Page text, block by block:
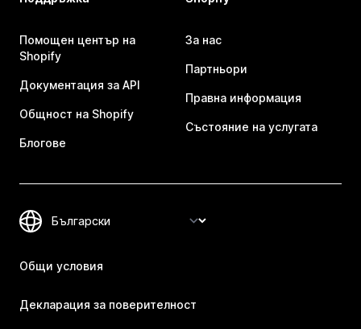
Помощен център на
Shopify
Документация за API
Общност на Shopify
Блогове
За нас
Партньори
Правна информация
Състояние на услугата
Общи условия
Декларация за поверителност